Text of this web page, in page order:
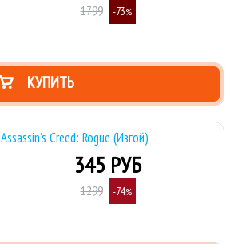
1799 -73%
КУПИТЬ
Assassin’s Creed: Rogue (Изгой)
345 РУБ
1299 -74%